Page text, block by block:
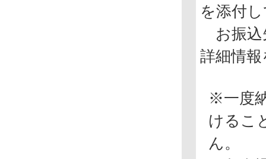
を添付
お振込
詳細情
※一度
けるこ
ん。